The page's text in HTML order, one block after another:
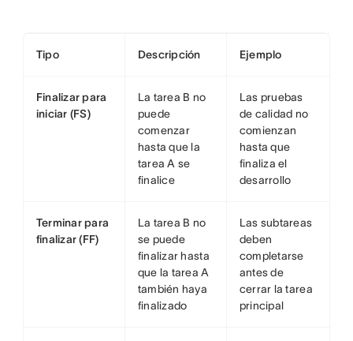
Tipo Descripción Ejemplo
Finalizar para
iniciar (FS)
La tarea B no
puede
comenzar
hasta que la
tarea A se
finalice
Las pruebas
de calidad no
comienzan
hasta que
finaliza el
desarrollo
Terminar para
finalizar (FF)
La tarea B no
se puede
finalizar hasta
que la tarea A
también haya
finalizado
Las subtareas
deben
completarse
antes de
cerrar la tarea
principal